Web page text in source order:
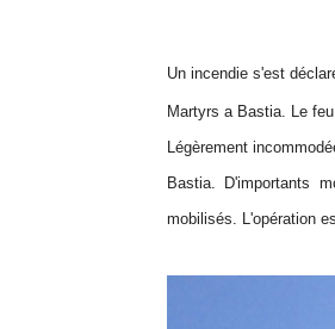
Un incendie s'est
Martyrs a Bastia. Le
Légèrement
Bastia. D'importants
mobilisés. L'opération